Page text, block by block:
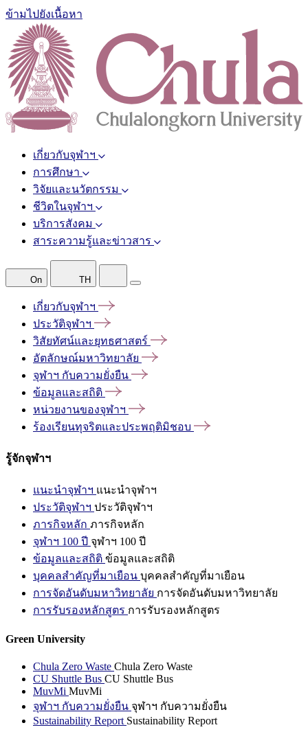
ข้ามไปยังเนื้อหา
เกี่ยวกับจุฬาฯ
การศึกษา
วิจัยและนวัตกรรม
ชีวิตในจุฬาฯ
บริการสังคม
สาระความรู้และข่าวสาร
On TH
เกี่ยวกับจุฬาฯ
ประวัติจุฬาฯ
วิสัยทัศน์และยุทธศาสตร์
อัตลักษณ์มหาวิทยาลัย
จุฬาฯ กับความยั่งยืน
ข้อมูลและสถิติ
หน่วยงานของจุฬาฯ
ร้องเรียนทุจริตและประพฤติมิชอบ
รู้จักจุฬาฯ
แนะนำจุฬาฯ แนะนำจุฬาฯ
ประวัติจุฬาฯ ประวัติจุฬาฯ
ภารกิจหลัก ภารกิจหลัก
จุฬาฯ 100 ปี จุฬาฯ 100 ปี
ข้อมูลและสถิติ ข้อมูลและสถิติ
บุคคลสำคัญที่มาเยือน บุคคลสำคัญที่มาเยือน
การจัดอันดับมหาวิทยาลัย การจัดอันดับมหาวิทยาลัย
การรับรองหลักสูตร การรับรองหลักสูตร
Green University
Chula Zero Waste Chula Zero Waste
CU Shuttle Bus CU Shuttle Bus
MuvMi MuvMi
จุฬาฯ กับความยั่งยืน จุฬาฯ กับความยั่งยืน
Sustainability Report Sustainability Report